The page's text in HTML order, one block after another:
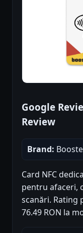
Google
Review
Brand:
Card NFC
pentru afaceri,
scanări. Rating
76.49 RON la